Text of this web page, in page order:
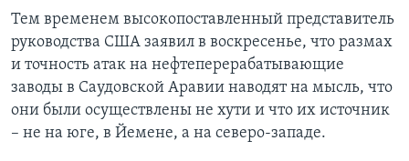
Тем временем высокопоставленный представитель
руководства США заявил в воскресенье, что размах
и точность атак на нефтеперерабатывающие
заводы в Саудовской Аравии наводят на мысль, что
они были осуществлены не хути и что их источник
– не на юге, в Йемене, а на северо-западе.